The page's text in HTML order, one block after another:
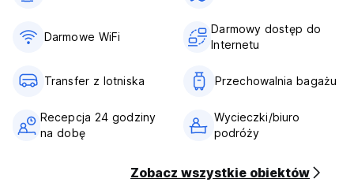
Darmowe WiFi
Darmowy dostęp do
Internetu
Transfer z lotniska Przechowalnia bagażu
Recepcja 24 godziny
na dobę
Wycieczki/biuro
podróży
Zobacz wszystkie obiektów